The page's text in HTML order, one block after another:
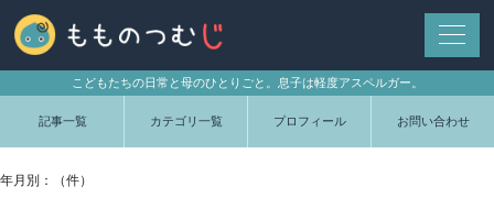
こどもたちの日常と母のひとりごと。息子は軽度アスペルガー。
記事一覧 カテゴリ一覧 プロフィール お問い合わせ
年月別：（件）